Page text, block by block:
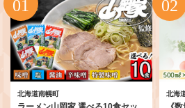
北海道南幌町 北海